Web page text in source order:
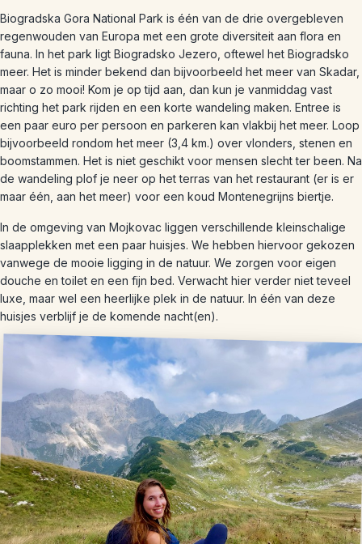
Biogradska Gora National Park is één van de drie overgebleven
regenwouden van Europa met een grote diversiteit aan flora en
fauna. In het park ligt Biogradsko Jezero, oftewel het Biogradsko
meer. Het is minder bekend dan bijvoorbeeld het meer van Skadar,
maar o zo mooi! Kom je op tijd aan, dan kun je vanmiddag vast
richting het park rijden en een korte wandeling maken. Entree is
een paar euro per persoon en parkeren kan vlakbij het meer. Loop
bijvoorbeeld rondom het meer (3,4 km.) over vlonders, stenen en
boomstammen. Het is niet geschikt voor mensen slecht ter been. Na
de wandeling plof je neer op het terras van het restaurant (er is er
maar één, aan het meer) voor een koud Montenegrijns biertje.
In de omgeving van Mojkovac liggen verschillende kleinschalige
slaapplekken met een paar huisjes. We hebben hiervoor gekozen
vanwege de mooie ligging in de natuur. We zorgen voor eigen
douche en toilet en een fijn bed. Verwacht hier verder niet teveel
luxe, maar wel een heerlijke plek in de natuur. In één van deze
huisjes verblijf je de komende nacht(en).